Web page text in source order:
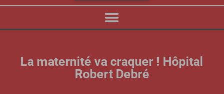
La maternité va craquer ! Hôpital
Robert Debré